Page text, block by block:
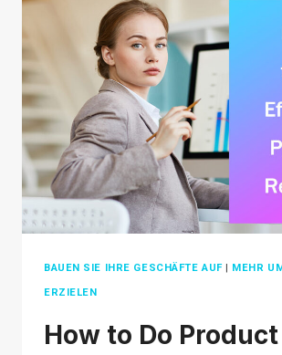
ADS
FÜR
ERFOLGREICHE
ONLINE-
WERBUNG
BAUEN SIE IHRE GESCHÄFTE AUF| MEHR
ERZIELEN
How to Do Product